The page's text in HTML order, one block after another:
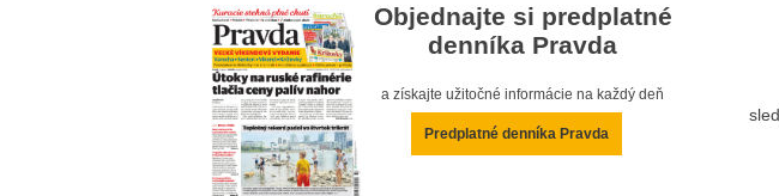
Objednajte si predplatné
denníka Pravda
a získajte užitočné informácie na každý deň
Predplatné denníka Pravda